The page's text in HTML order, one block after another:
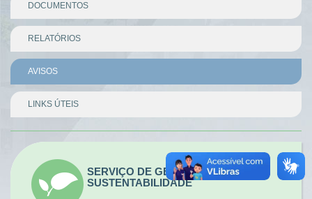
DOCUMENTOS
RELATÓRIOS
AVISOS
LINKS ÚTEIS
Divisor
SERVIÇO DE GESTÃO DA
SUSTENTABILIDADE